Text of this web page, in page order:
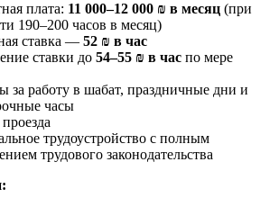
плата: 11 000–12 000 ₪ в месяц (при
190–200 часов в месяц)
ставка — 52 ₪ в час
ставки до 54–55 ₪ в час по мере
за работу в шабат, праздничные дни и
часы
трудоустройство с полным
трудового законодательства